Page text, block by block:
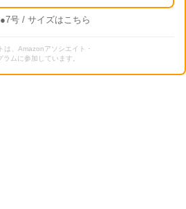
●7号/ サイズはこちら
は、Amazonアソシエイト・
ラムに参加しています。